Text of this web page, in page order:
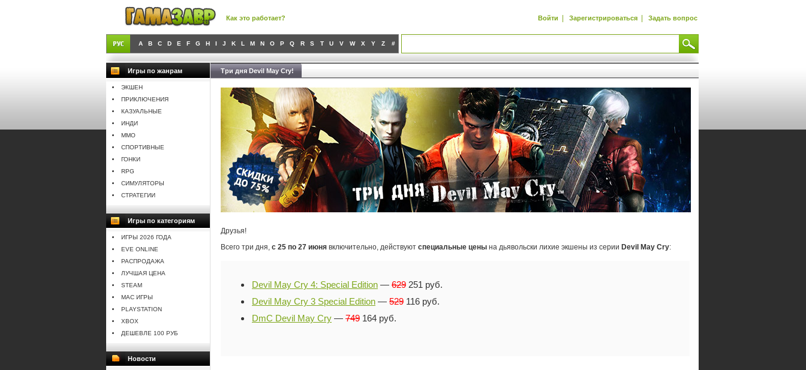
Как это работает? Войти | Зарегистрироваться | Задать вопрос
A B C D E F G H I J K L M N O P Q R S T U V W X Y Z #
Игры по жанрам
ЭКШЕН
ПРИКЛЮЧЕНИЯ
КАЗУАЛЬНЫЕ
ИНДИ
MMO
СПОРТИВНЫЕ
ГОНКИ
RPG
СИМУЛЯТОРЫ
СТРАТЕГИИ
Игры по категориям
ИГРЫ 2026 ГОДА
EVE ONLINE
РАСПРОДАЖА
ЛУЧШАЯ ЦЕНА
STEAM
MAC ИГРЫ
PLAYSTATION
XBOX
ДЕШЕВЛЕ 100 РУБ
Новости
Три дня Devil May Cry!
Друзья!
Всего три дня, с 25 по 27 июня включительно, действуют специальные цены на дьявольски лихие экшены из серии Devil May Cry:
Devil May Cry 4: Special Edition — 629 251 руб.
Devil May Cry 3 Special Edition — 529 116 руб.
DmC Devil May Cry — 749 164 руб.